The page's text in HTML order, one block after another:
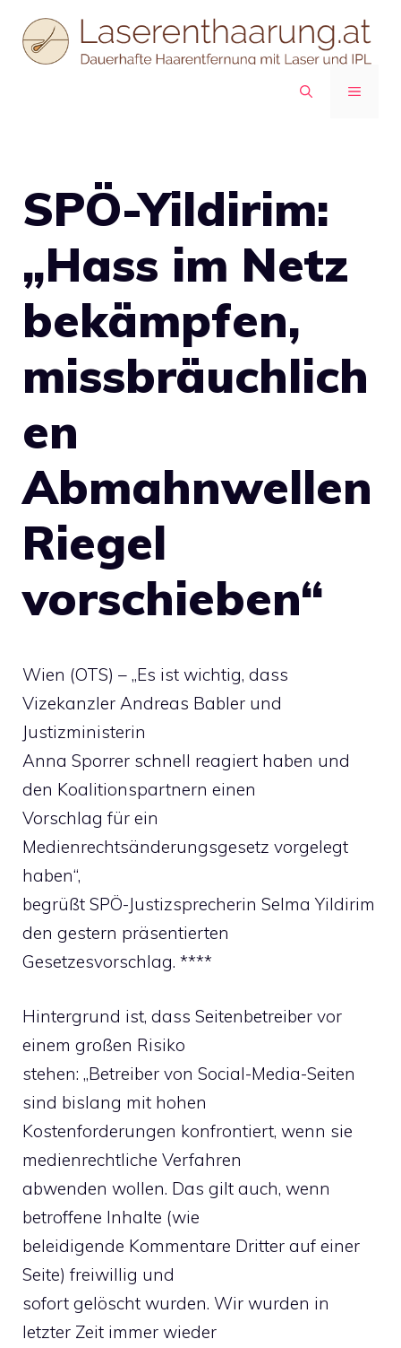
Inhalt
springen
MENÜ
SPÖ-Yildirim:
„Hass im Netz
bekämpfen,
missbräuchlich
en
Abmahnwellen
Riegel
vorschieben“
Wien (OTS) – „Es ist wichtig, dass
Vizekanzler Andreas Babler und
Justizministerin
Anna Sporrer schnell reagiert haben und
den Koalitionspartnern einen
Vorschlag für ein
Medienrechtsänderungsgesetz vorgelegt
haben“,
begrüßt SPÖ-Justizsprecherin Selma Yildirim
den gestern präsentierten
Gesetzesvorschlag. ****
Hintergrund ist, dass Seitenbetreiber vor
einem großen Risiko
stehen: „Betreiber von Social-Media-Seiten
sind bislang mit hohen
Kostenforderungen konfrontiert, wenn sie
medienrechtliche Verfahren
abwenden wollen. Das gilt auch, wenn
betroffene Inhalte (wie
beleidigende Kommentare Dritter auf einer
Seite) freiwillig und
sofort gelöscht wurden. Wir wurden in
letzter Zeit immer wieder